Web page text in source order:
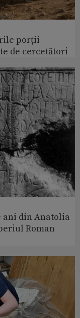
porții
de cercetători
ani din Anatolia
Roman